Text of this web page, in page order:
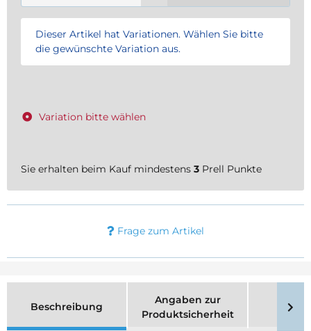
x
Dieser Artikel hat Variationen. Wählen Sie bitte
die gewünschte Variation aus.
Variation bitte wählen
Sie erhalten beim Kauf mindestens 3 Prell Punkte
Frage zum Artikel
Beschreibung
Angaben zur
Produktsicherheit